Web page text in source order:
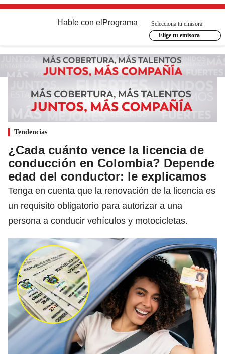
Hable con el Programa
Selecciona tu emisora
Elige tu emisora
Tendencias
¿Cada cuánto vence la licencia de
conducción en Colombia? Depende
edad del conductor: le explicamos
Tenga en cuenta que la renovación de la licencia es
un requisito obligatorio para autorizar a una
persona a conducir vehículos y motocicletas.